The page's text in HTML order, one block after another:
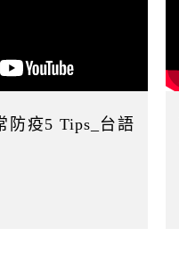
防疫5 Tips_台語